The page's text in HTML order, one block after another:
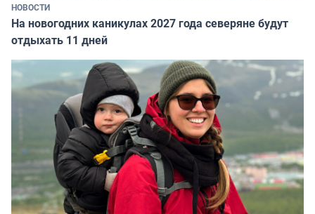
НОВОСТИ
На новогодних каникулах 2027 года северяне будут
отдыхать 11 дней